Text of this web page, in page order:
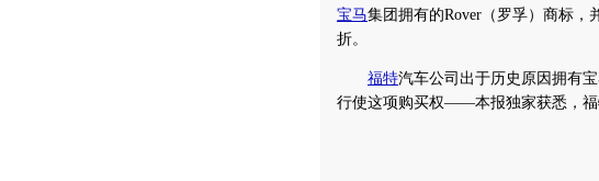
宝马集团拥有的Rover（罗孚）商标
折。
福特汽车公司出于历史原因拥有
行使这项购买权——本报独家获悉，福